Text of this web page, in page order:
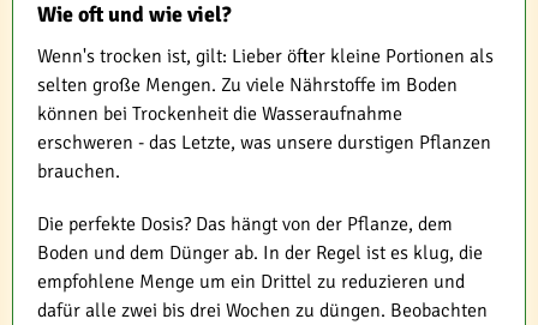
Wie oft und wie viel?
Wenn's trocken ist, gilt: Lieber öfter kleine Portionen als
selten große Mengen. Zu viele Nährstoffe im Boden
können bei Trockenheit die Wasseraufnahme
erschweren - das Letzte, was unsere durstigen Pflanzen
brauchen.
Die perfekte Dosis? Das hängt von der Pflanze, dem
Boden und dem Dünger ab. In der Regel ist es klug, die
empfohlene Menge um ein Drittel zu reduzieren und
dafür alle zwei bis drei Wochen zu düngen. Beobachten